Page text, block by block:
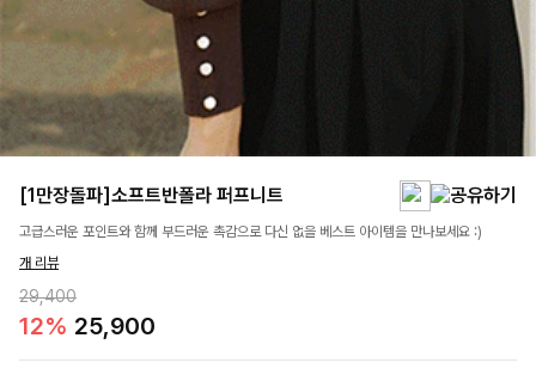
[1만장돌파]소프트반폴라 퍼프니트
고급스러운 포인트와 함께 부드러운 촉감으로 다신 없을 베스트 아이템을 만나보세요 :)
개 리뷰
29,400
12% 25,900